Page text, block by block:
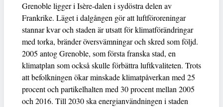
Grenoble ligger i Isère-dalen i sydöstra delen av
Frankrike. Läget i dalgången gör att luftföroreningar
stannar kvar och staden är utsatt för klimatförändringar
med torka, bränder översvämningar och skred som följd.
2005 antog Grenoble, som första franska stad, en
klimatplan som också skulle förbättra luftkvaliteten. Trots
att befolkningen ökar minskade klimatpåverkan med 25
procent och partikelhalten med 30 procent mellan 2005
och 2016. Till 2030 ska energianvändningen i staden